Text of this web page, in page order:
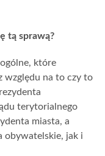
tą sprawą?
które
względu na to czy to
terytorialnego
miasta, a
obywatelskie, jak i